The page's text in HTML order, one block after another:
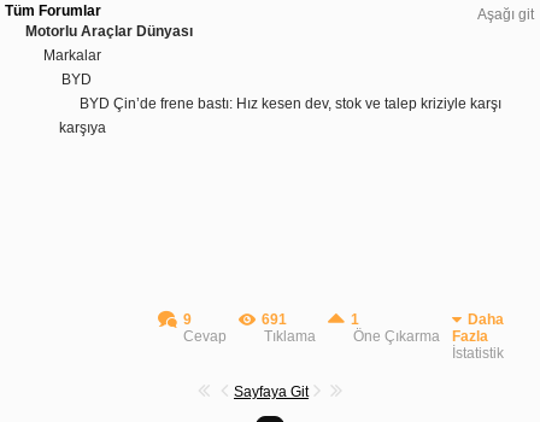
Aşağı git
Tüm Forumlar
Motorlu Araçlar Dünyası
Markalar
BYD
BYD Çin’de frene bastı: Hız kesen dev, stok ve talep kriziyle karşı
karşıya
9
Cevap
691
Tıklama
1
Öne Çıkarma
Daha
Fazla
İstatistik
Sayfaya Git